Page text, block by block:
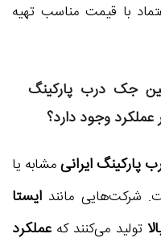
با قیمت مناسب تهیه
جک درب پارکینگ
وجود دارد؟
ایرانیمشابه یا
شرکت‌هایی مانند ایستا
تولید می‌کنند که عملکرد